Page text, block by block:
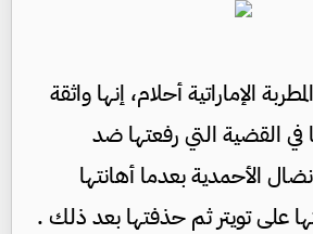
الإماراتية أحلام، إنها واثقة
في القضية التي رفعتها ضد
نضال الأحمدية بعدما أهانتها
على تويتر ثم حذفتها بعد ذلك .